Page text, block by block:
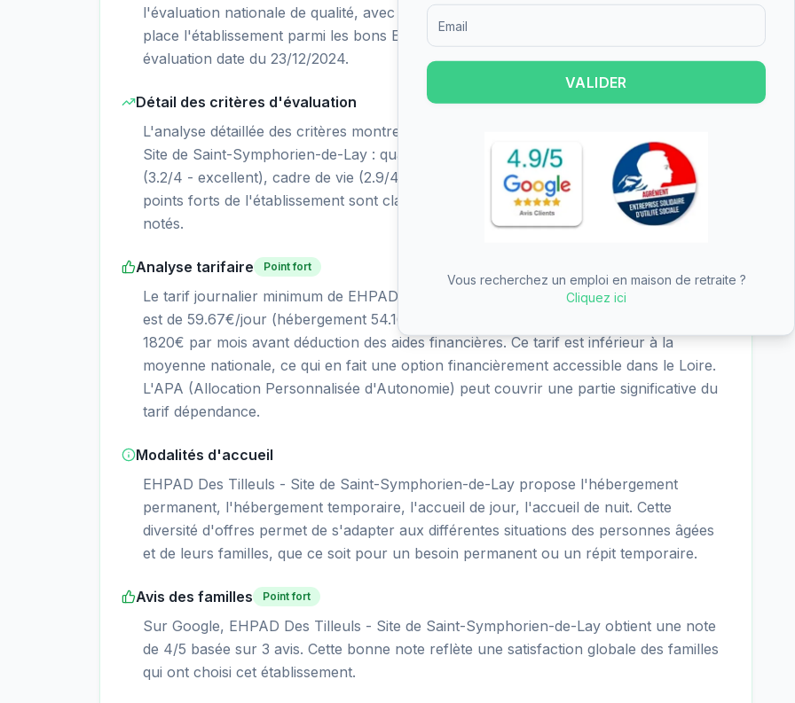
l'évaluation nationale de qualité, avec 13 critères atteints sur 18 (72%). Cette note
place l'établissement parmi les bons EHPAD du département Loire. La dernière
évaluation date du 23/12/2024.
Détail des critères d'évaluation
L'analyse détaillée des critères montre les résultats suivants pour EHPAD Des Tilleuls -
Site de Saint-Symphorien-de-Lay : qualité des prestations (3.7/4 - excellent), nutrition
(3.2/4 - excellent), cadre de vie (2.9/4 - satisfaisant), vie sociale (3.5/4 - excellent). Les
points forts de l'établissement sont clairement identifiés dans les critères les mieux
notés.
Analyse tarifaire Point fort
Le tarif journalier minimum de EHPAD Des Tilleuls - Site de Saint-Symphorien-de-Lay
est de 59.67€/jour (hébergement 54.16€ + dépendance GIR 5/6 5.51€), soit environ
1820€ par mois avant déduction des aides financières. Ce tarif est inférieur à la
moyenne nationale, ce qui en fait une option financièrement accessible dans le Loire.
L'APA (Allocation Personnalisée d'Autonomie) peut couvrir une partie significative du
tarif dépendance.
Modalités d'accueil
EHPAD Des Tilleuls - Site de Saint-Symphorien-de-Lay propose l'hébergement
permanent, l'hébergement temporaire, l'accueil de jour, l'accueil de nuit. Cette
diversité d'offres permet de s'adapter aux différentes situations des personnes âgées
et de leurs familles, que ce soit pour un besoin permanent ou un répit temporaire.
Avis des familles Point fort
Sur Google, EHPAD Des Tilleuls - Site de Saint-Symphorien-de-Lay obtient une note
de 4/5 basée sur 3 avis. Cette bonne note reflète une satisfaction globale des familles
qui ont choisi cet établissement.
VALIDER
Vous recherchez un emploi en maison de retraite ?
Cliquez ici